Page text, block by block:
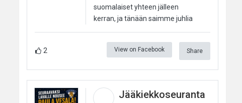
suomalaiset yhteen jälleen
kerran, ja tänään saimme juhlia
2 View on Facebook Share
Jääkiekkoseuranta